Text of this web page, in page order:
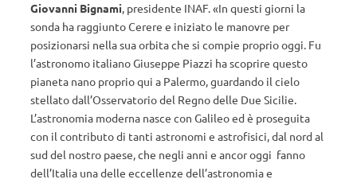
Giovanni Bignami, presidente INAF. «In questi giorni la
sonda ha raggiunto Cerere e iniziato le manovre per
posizionarsi nella sua orbita che si compie proprio oggi. Fu
l’astronomo italiano Giuseppe Piazzi ha scoprire questo
pianeta nano proprio qui a Palermo, guardando il cielo
stellato dall’Osservatorio del Regno delle Due Sicilie.
L’astronomia moderna nasce con Galileo ed è proseguita
con il contributo di tanti astronomi e astrofisici, dal nord al
sud del nostro paese, che negli anni e ancor oggi fanno
dell’Italia una delle eccellenze dell’astronomia e